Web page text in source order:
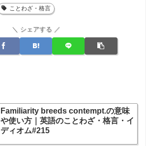
ことわざ・格言
＼ シェアする ／
Familiarity breeds contempt.の意味
や使い方｜英語のことわざ・格言・イ
ディオム#215